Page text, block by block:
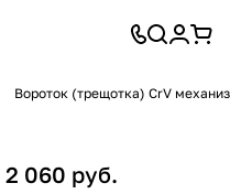
Вороток (трещотка) CrV
2 060 руб.